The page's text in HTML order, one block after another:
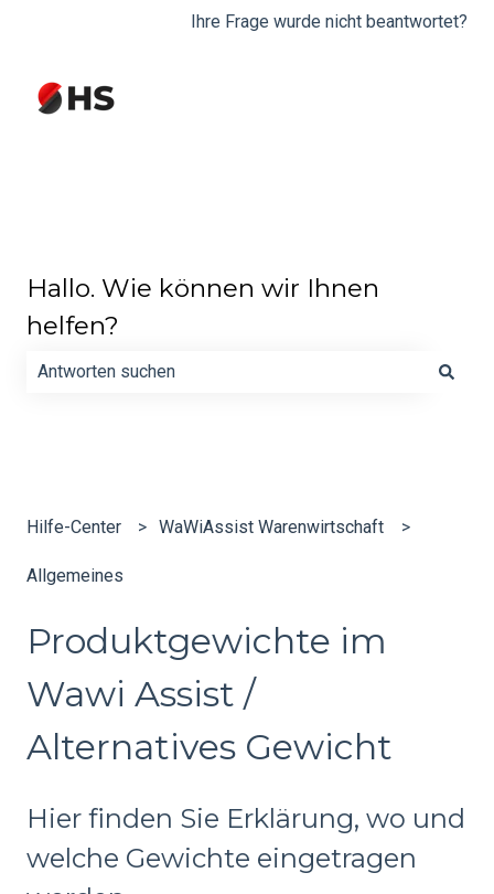
Ihre Frage wurde nicht beantwortet?
Hallo. Wie können wir Ihnen
helfen?
Hilfe-Center WaWiAssist Warenwirtschaft
Allgemeines
Produktgewichte im
Wawi Assist /
Alternatives Gewicht
Hier finden Sie Erklärung, wo und
welche Gewichte eingetragen